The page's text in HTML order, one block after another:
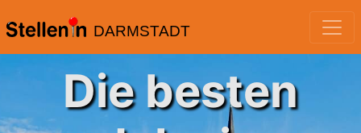
DARMSTADT
Die besten